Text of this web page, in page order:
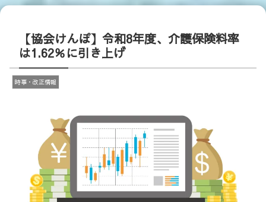
【協会けんぽ】令和8年度、介護保険料率
は1.62％に引き上げ
時事・改正情報